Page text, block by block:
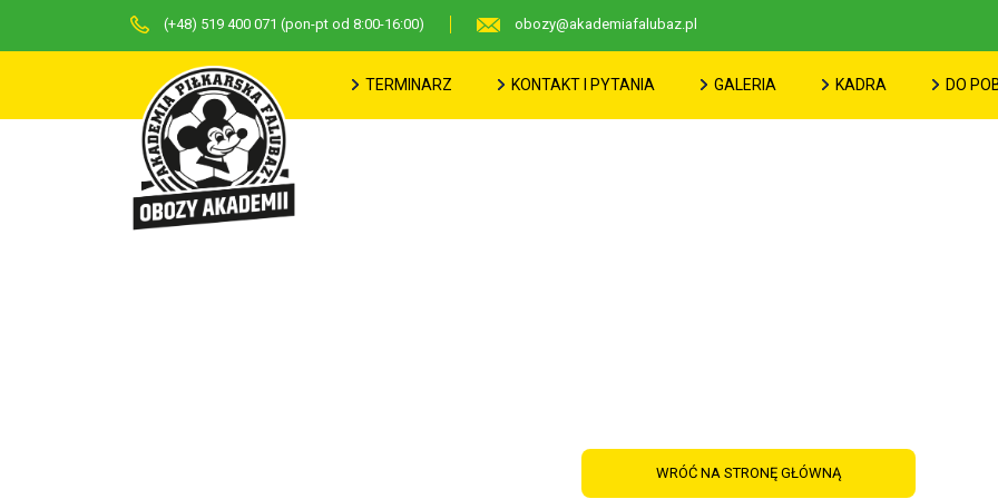
(+48) 519 400 071 (pon-pt od 8:00-16:00) obozy@akademiafalubaz.pl
TERMINARZ KONTAKT I PYTANIA GALERIA KADRA DO
WRÓĆ NA STRONĘ GŁÓWNĄ